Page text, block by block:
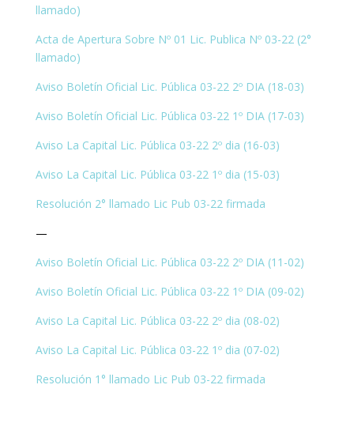
llamado)
Acta de Apertura Sobre Nº 01 Lic. Publica Nº 03-22 (2°
llamado)
Aviso Boletín Oficial Lic. Pública 03-22 2º DIA (18-03)
Aviso Boletín Oficial Lic. Pública 03-22 1º DIA (17-03)
Aviso La Capital Lic. Pública 03-22 2º dia (16-03)
Aviso La Capital Lic. Pública 03-22 1º dia (15-03)
Resolución 2° llamado Lic Pub 03-22 firmada
—
Aviso Boletín Oficial Lic. Pública 03-22 2º DIA (11-02)
Aviso Boletín Oficial Lic. Pública 03-22 1º DIA (09-02)
Aviso La Capital Lic. Pública 03-22 2º dia (08-02)
Aviso La Capital Lic. Pública 03-22 1º dia (07-02)
Resolución 1° llamado Lic Pub 03-22 firmada